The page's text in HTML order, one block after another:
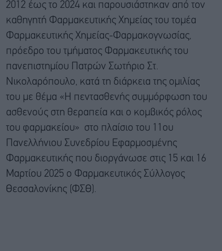
2012 έως το 2024 και παρουσιάστηκαν από τον
καθηγητή Φαρμακευτικής Χημείας του τομέα
Φαρμακευτικής Χημείας-Φαρμακογνωσίας,
πρόεδρο του τμήματος Φαρμακευτικής του
πανεπιστημίου Πατρών Σωτήριο Στ.
Νικολαρόπουλο, κατά τη διάρκεια της ομιλίας
του με θέμα «Η πεντασθενής συμμόρφωση του
ασθενούς στη θεραπεία και ο κομβικός ρόλος
του φαρμακείου» στο πλαίσιο του 11ου
Πανελλήνιου Συνεδρίου Εφαρμοσμένης
Φαρμακευτικής που διοργάνωσε στις 15 και 16
Μαρτίου 2025 ο Φαρμακευτικός Σύλλογος
Θεσσαλονίκης (ΦΣΘ).